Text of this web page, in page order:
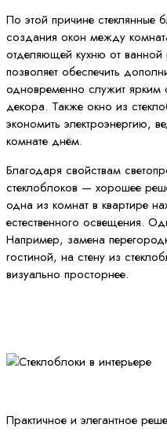
По этой причине стеклянные
создания окон между
отделяющей кухню от
позволяет обеспечить
одновременно служит ярким
декора. Также окно из
экономить электроэнергию,
комнате днём.
Благодаря свойствам
стеклоблоков — хорошее
одна из комнат в квартире
естественного освещения.
Например, замена
гостиной, на стену из
визуально просторнее.
Практичное и элегантное